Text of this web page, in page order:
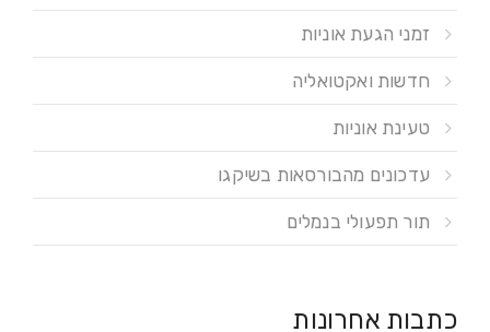
זמני הגעת אוניות
חדשות ואקטואליה
טעינת אוניות
עדכונים מהבורסאות בשיקגו
תור תפעולי בנמלים
כתבות אחרונות